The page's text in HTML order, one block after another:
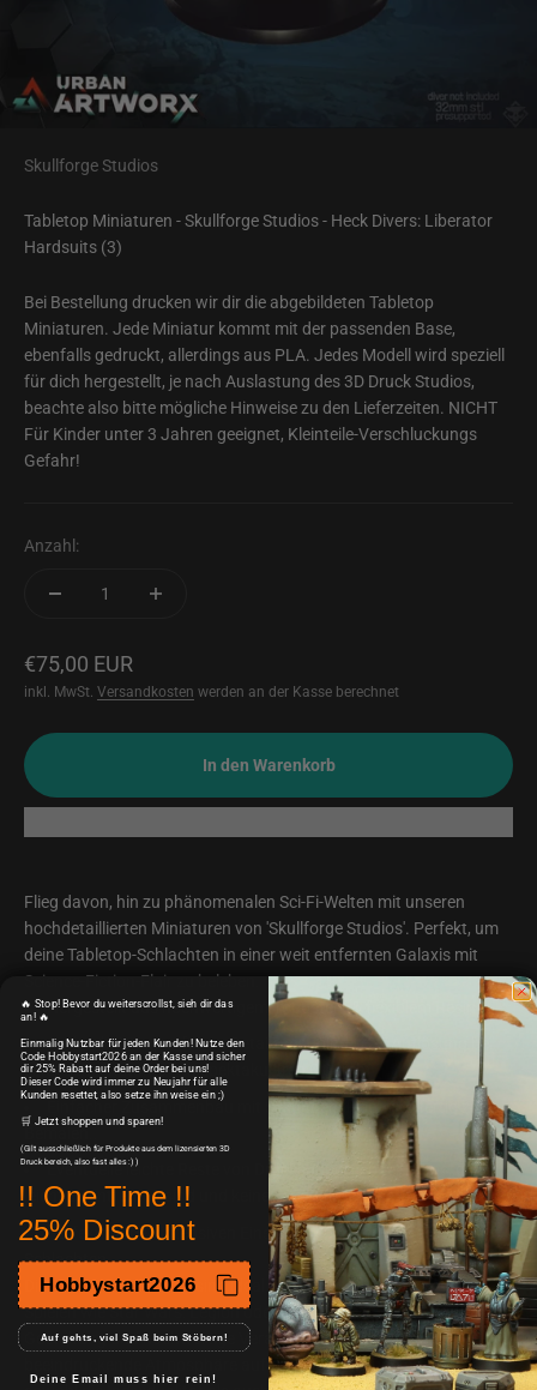
Skullforge Studios
Tabletop Miniaturen - Skullforge Studios - Heck Divers: Liberator
Hardsuits (3)
Bei Bestellung drucken wir dir die abgebildeten Tabletop
Miniaturen. Jede Miniatur kommt mit der passenden Base,
ebenfalls gedruckt, allerdings aus PLA. Jedes Modell wird speziell
für dich hergestellt, je nach Auslastung des 3D Druck Studios,
beachte also bitte mögliche Hinweise zu den Lieferzeiten. NICHT
Für Kinder unter 3 Jahren geeignet, Kleinteile-Verschluckungs
Gefahr!
Anzahl:
Angebot
€75,00 EUR
inkl. MwSt. Versandkosten werden an der Kasse berechnet
In den Warenkorb
Flieg davon, hin zu phänomenalen Sci-Fi-Welten mit unseren
hochdetaillierten Miniaturen von 'Skullforge Studios'. Perfekt, um
deine Tabletop-Schlachten in einer weit entfernten Galaxis mit
Science-Fiction-Flair zu beleben.
Hergestellt aus hochwertigem, robustem & flexiblem Resin
Gedruckt in super feinen Details mit mind. 12K Auflösung bei
einer Schichtstärke von spektakulären 0,02mm
Einfacher Zusammenbau mit Sekundenkleber und fertig zum
Bemalen..
Eventuelle leichte Reste von Drucksupports oder Brims, die
leicht zu entfernen sind und keinen Produktmangel darstellen.
Perfekt für den intensiven Einsatz in epischen Tabletop-
Schlachten.
Diese Sci-Fi-Miniaturen sind ideal für den Einsatz in Tabletop-
Spielen wie Star Wars: Legion oder Shatterpoint. Ihre detaillierte
Gestaltung und hochwertige Verarbeitung sorgen für eine
beeindruckende Atmosphäre auf dem Spielfeld und erhöhen
🔥 Stop! Bevor du weiterscrollst, sieh dir das
an! 🔥
Einmalig Nutzbar für jeden Kunden! Nutze den
Code Hobbystart2026 an der Kasse und sicher
dir 25% Rabatt auf deine Order bei uns!
Dieser Code wird immer zu Neujahr für alle
Kunden resettet, also setze ihn weise ein ;)
🛒 Jetzt shoppen und sparen!
(Gilt ausschließlich für Produkte aus dem lizensierten 3D
Druck bereich, also fast alles :) )
!! One Time !!
25% Discount
Hobbystart2026
Auf gehts, viel Spaß beim Stöbern!